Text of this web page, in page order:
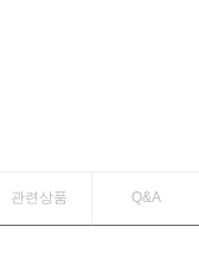
관련상품 Q&A